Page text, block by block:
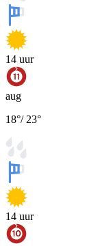
14 uur
aug
18°/ 23°
14 uur